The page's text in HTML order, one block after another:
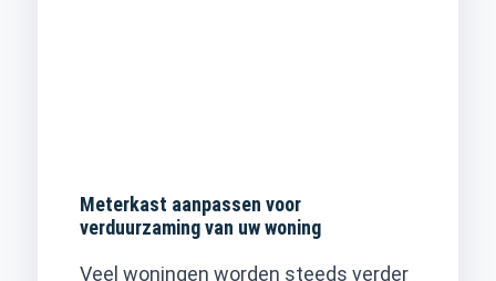
Meterkast aanpassen voor
verduurzaming van uw woning
Veel woningen worden steeds verder